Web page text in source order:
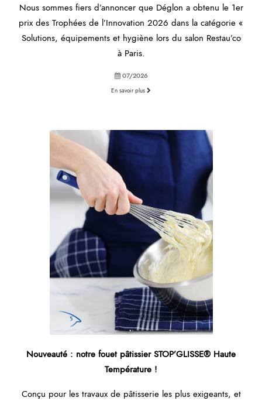
Nous sommes fiers d’annoncer que Déglon a obtenu le 1er
prix des Trophées de l’Innovation 2026 dans la catégorie «
Solutions, équipements et hygiène lors du salon Restau’co
à Paris.
07/2026
En savoir plus
Nouveauté : notre fouet pâtissier STOP’GLISSE® Haute
Température !
Conçu pour les travaux de pâtisserie les plus exigeants, et